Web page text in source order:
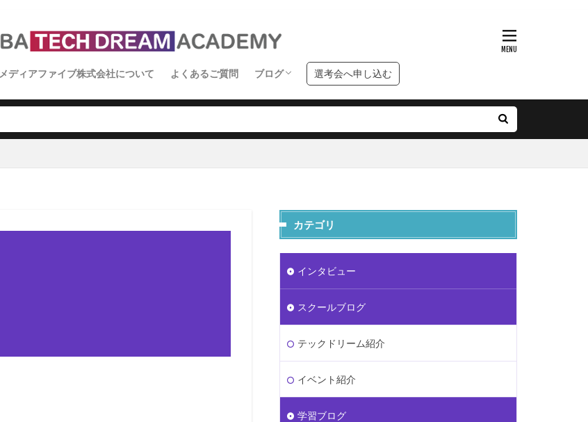
メディアファイブ株式会社について よくあるご質問 ブログ
インタビュー
スクールブログ
学習ブログ
選考会へ申し込む
カテゴリ
インタビュー
スクールブログ
テックドリーム紹介
イベント紹介
学習ブログ